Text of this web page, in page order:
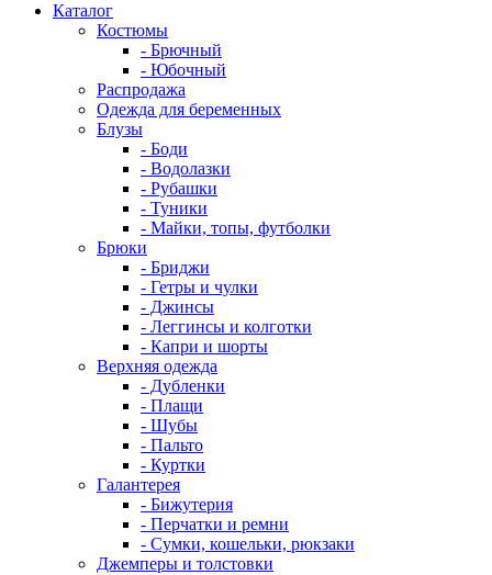
Каталог
Костюмы
- Брючный
- Юбочный
Распродажа
Одежда для беременных
Блузы
- Боди
- Водолазки
- Рубашки
- Туники
- Майки, топы, футболки
Брюки
- Бриджи
- Гетры и чулки
- Джинсы
- Леггинсы и колготки
- Капри и шорты
Верхняя одежда
- Дубленки
- Плащи
- Шубы
- Пальто
- Куртки
Галантерея
- Бижутерия
- Перчатки и ремни
- Сумки, кошельки, рюкзаки
Джемперы и толстовки